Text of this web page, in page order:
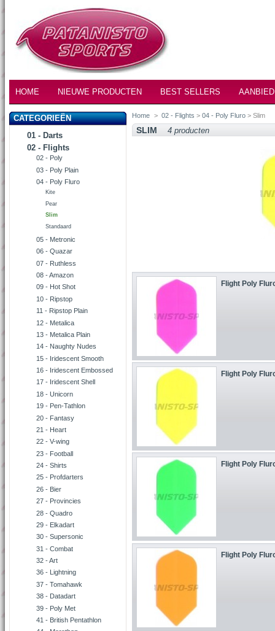
HOME NIEUWE PRODUCTEN BEST SELLERS
CATEGORIEËN
01 - Darts
02 - Flights
02 - Poly
03 - Poly Plain
04 - Poly Fluro
Kite
Pear
Slim
Standaard
05 - Metronic
06 - Quazar
07 - Ruthless
08 - Amazon
09 - Hot Shot
10 - Ripstop
11 - Ripstop Plain
12 - Metalica
13 - Metalica Plain
14 - Naughty Nudes
15 - Iridescent Smooth
16 - Iridescent Embossed
17 - Iridescent Shell
18 - Unicorn
19 - Pen-Tathlon
20 - Fantasy
21 - Heart
22 - V-wing
23 - Football
24 - Shirts
25 - Profdarters
26 - Bier
27 - Provincies
28 - Quadro
29 - Elkadart
30 - Supersonic
31 - Combat
32 - Art
36 - Lightning
37 - Tomahawk
38 - Datadart
39 - Poly Met
41 - British Pentathlon
Home > 02 - Flights >04 - Poly Fluro > Slim
SLIM 4 producten
Flight Poly
Flight Poly
Flight Poly
Flight Poly